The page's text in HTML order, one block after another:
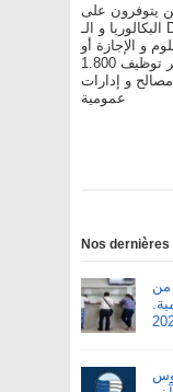
يتوفرون على
البكالوريا و الـ DEUG و
و الإجازة أو
الماستر توظيف 1.800
و إدارات
عمومية
Nos dernières
من